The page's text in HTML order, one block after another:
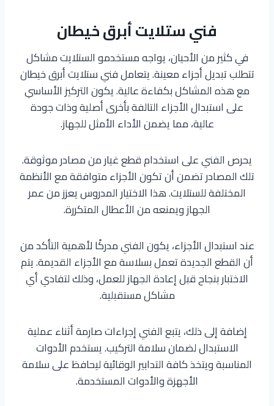
فني ستلايت أبرق خيطان
في كثير من الأحيان، يواجه مستخدمو الستلايت مشاكل
تتطلب تبديل أجزاء معينة. يتعامل فني ستلايت أبرق خيطان
مع هذه المشاكل بكفاءة عالية. يكون التركيز الأساسي
على استبدال الأجزاء التالفة بأخرى أصلية وذات جودة
عالية، مما يضمن الأداء الأمثل للجهاز.
يحرص الفني على استخدام قطع غيار من مصادر موثوقة.
تلك المصادر تضمن أن تكون الأجزاء متوافقة مع الأنظمة
المختلفة للستلايت. هذا الاختيار المدروس يعزز من عمر
الجهاز ويمنعه من الأعطال المتكررة.
عند استبدال الأجزاء، يكون الفني مدركًا لأهمية التأكد من
أن القطع الجديدة تعمل بسلاسة مع الأجزاء القديمة. يتم
الاختبار بنجاح قبل إعادة الجهاز للعمل، وذلك لتفادي أي
مشاكل مستقبلية.
إضافة إلى ذلك، يتبع الفني إجراءات صارمة أثناء عملية
الاستبدال لضمان سلامة التركيب. يستخدم الأدوات
المناسبة ويتخذ كافة التدابير الوقائية ليحافظ على سلامة
الأجهزة والأدوات المستخدمة.